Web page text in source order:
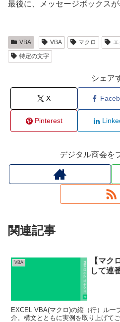
最後に、メッセージボックスが
VBA VBA マクロ
特定の文字
シェア
X
Pinterest
デジタル商会を
関連記事
VBA
【マク
して連
EXCEL VBA(マクロ)の縦（行）ルー
介。構文とともに実例を取り上げて